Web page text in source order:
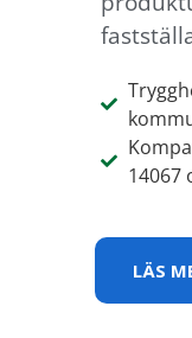
14067
LÄS